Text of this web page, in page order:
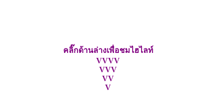
คลิ๊กด้านล่างเพื่อชมไฮไลท์
VVVV
VVV
VV
V